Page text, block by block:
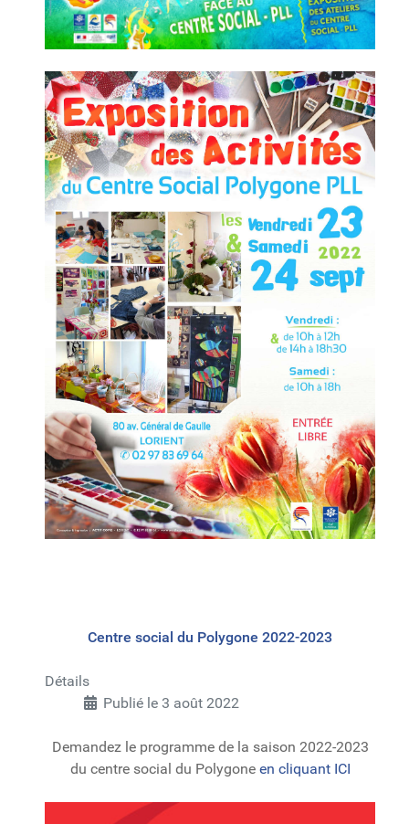
Centre social du Polygone 2022-2023
Détails
Publié le 3 août 2022
Demandez le programme de la saison 2022-2023
du centre social du Polygone en cliquant ICI